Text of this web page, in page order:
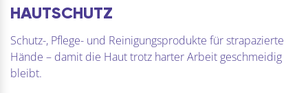
HAUTSCHUTZ
Schutz-, Pflege- und Reinigungsprodukte für strapazierte
Hände – damit die Haut trotz harter Arbeit geschmeidig
bleibt.